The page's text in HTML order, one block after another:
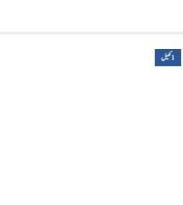
1کھیل